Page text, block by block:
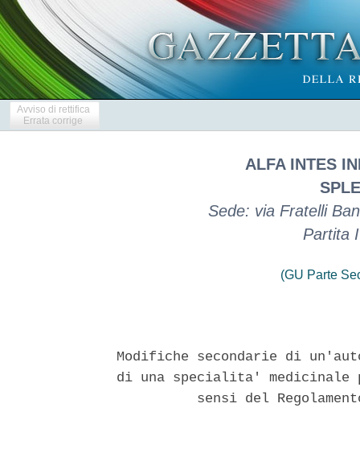
Avviso di rettifica
Errata corrige
ALFA INTES
Sede: via Fratelli
Partita
(GU Parte
Modifiche secondarie di
di una specialita' medicinale
sensi del